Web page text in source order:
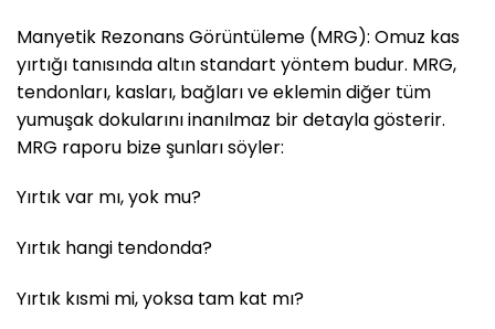
Manyetik Rezonans Görüntüleme (MRG): Omuz kas
yırtığı tanısında altın standart yöntem budur. MRG,
tendonları, kasları, bağları ve eklemin diğer tüm
yumuşak dokularını inanılmaz bir detayla gösterir.
MRG raporu bize şunları söyler:
Yırtık var mı, yok mu?
Yırtık hangi tendonda?
Yırtık kısmi mi, yoksa tam kat mı?